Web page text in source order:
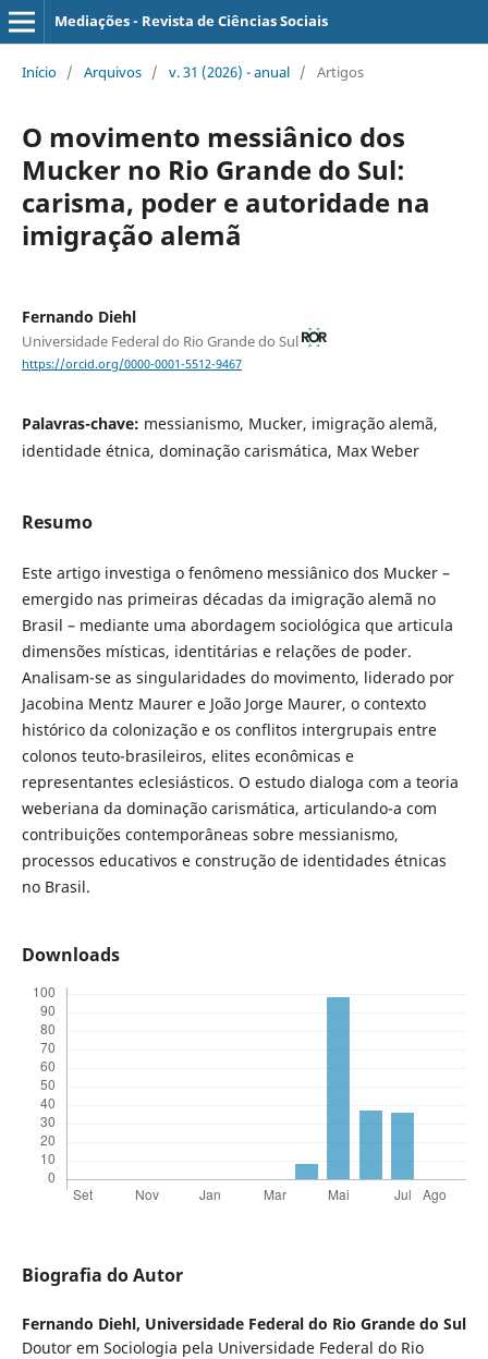
Mediações - Revista de Ciências Sociais
Início / Arquivos / v. 31 (2026) - anual / Artigos
O movimento messiânico dos
Mucker no Rio Grande do Sul:
carisma, poder e autoridade na
imigração alemã
Fernando Diehl
Universidade Federal do Rio Grande do Sul
https://orcid.org/0000-0001-5512-9467
Palavras-chave: messianismo, Mucker, imigração alemã,
identidade étnica, dominação carismática, Max Weber
Resumo
Este artigo investiga o fenômeno messiânico dos Mucker –
emergido nas primeiras décadas da imigração alemã no
Brasil – mediante uma abordagem sociológica que articula
dimensões místicas, identitárias e relações de poder.
Analisam-se as singularidades do movimento, liderado por
Jacobina Mentz Maurer e João Jorge Maurer, o contexto
histórico da colonização e os conflitos intergrupais entre
colonos teuto-brasileiros, elites econômicas e
representantes eclesiásticos. O estudo dialoga com a teoria
weberiana da dominação carismática, articulando-a com
contribuições contemporâneas sobre messianismo,
processos educativos e construção de identidades étnicas
no Brasil.
Downloads
Biografia do Autor
Fernando Diehl, Universidade Federal do Rio Grande do Sul
Doutor em Sociologia pela Universidade Federal do Rio